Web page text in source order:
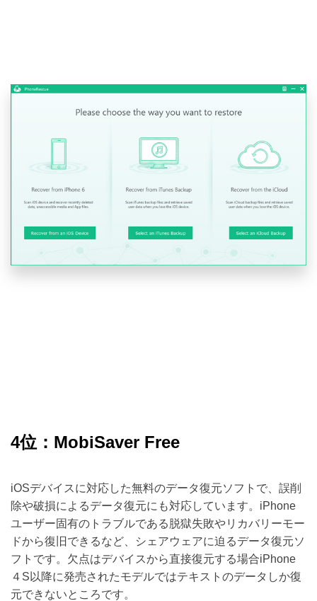
4位：MobiSaver Free
iOSデバイスに対応した無料のデータ復元ソフトで、誤削
除や破損によるデータ復元にも対応しています。iPhone
ユーザー固有のトラブルである脱獄失敗やリカバリーモー
ドから復旧できるなど、シェアウェアに迫るデータ復元ソ
フトです。欠点はデバイスから直接復元する場合iPhone
４S以降に発売されたモデルではテキストのデータしか復
元できないところです。